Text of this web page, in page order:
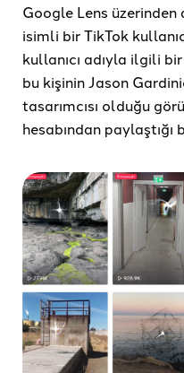
Google Lens
isimli bir TikTok
kullanıcı adıyla ilgili
bu kişinin Jason
tasarımcısı olduğu
hesabından paylaştığı